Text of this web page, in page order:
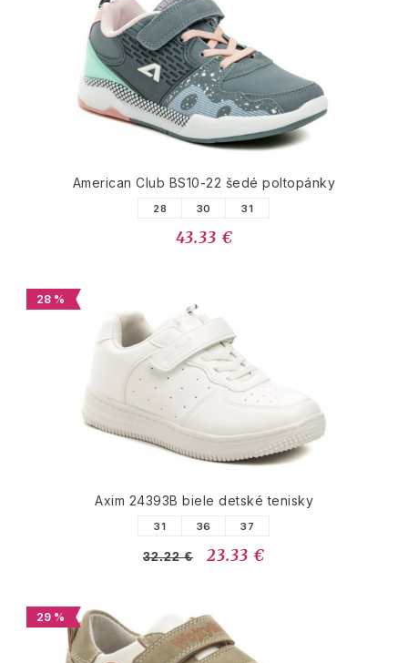
American Club BS10-22 šedé poltopánky
28 30 31
43.33 €
28 %
Axim 24393B biele detské tenisky
31 36 37
32.22 € 23.33 €
29 %